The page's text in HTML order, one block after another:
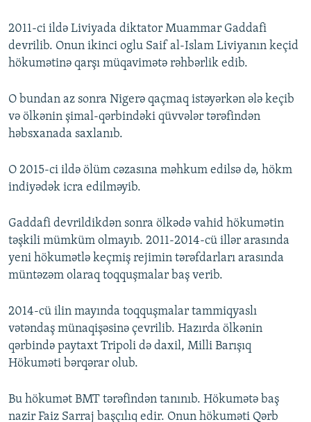
2011-ci ildə Liviyada diktator Muammar Gaddafi
devrilib. Onun ikinci oglu Saif al-Islam Liviyanın keçid
hökumətinə qarşı müqavimətə rəhbərlik edib.
O bundan az sonra Nigerə qaçmaq istəyərkən ələ keçib
və ölkənin şimal-qərbindəki qüvvələr tərəfindən
həbsxanada saxlanıb.
O 2015-ci ildə ölüm cəzasına məhkum edilsə də, hökm
indiyədək icra edilməyib.
Gaddafi devrildikdən sonra ölkədə vahid hökumətin
təşkili mümküm olmayıb. 2011-2014-cü illər arasında
yeni hökumətlə keçmiş rejimin tərəfdarları arasında
müntəzəm olaraq toqquşmalar baş verib.
2014-cü ilin mayında toqquşmalar tammiqyaslı
vətəndaş münaqişəsinə çevrilib. Hazırda ölkənin
qərbində paytaxt Tripoli də daxil, Milli Barışıq
Hökuməti bərqərar olub.
Bu hökumət BMT tərəfindən tanınıb. Hökumətə baş
nazir Faiz Sarraj başçılıq edir. Onun hökuməti Qərb